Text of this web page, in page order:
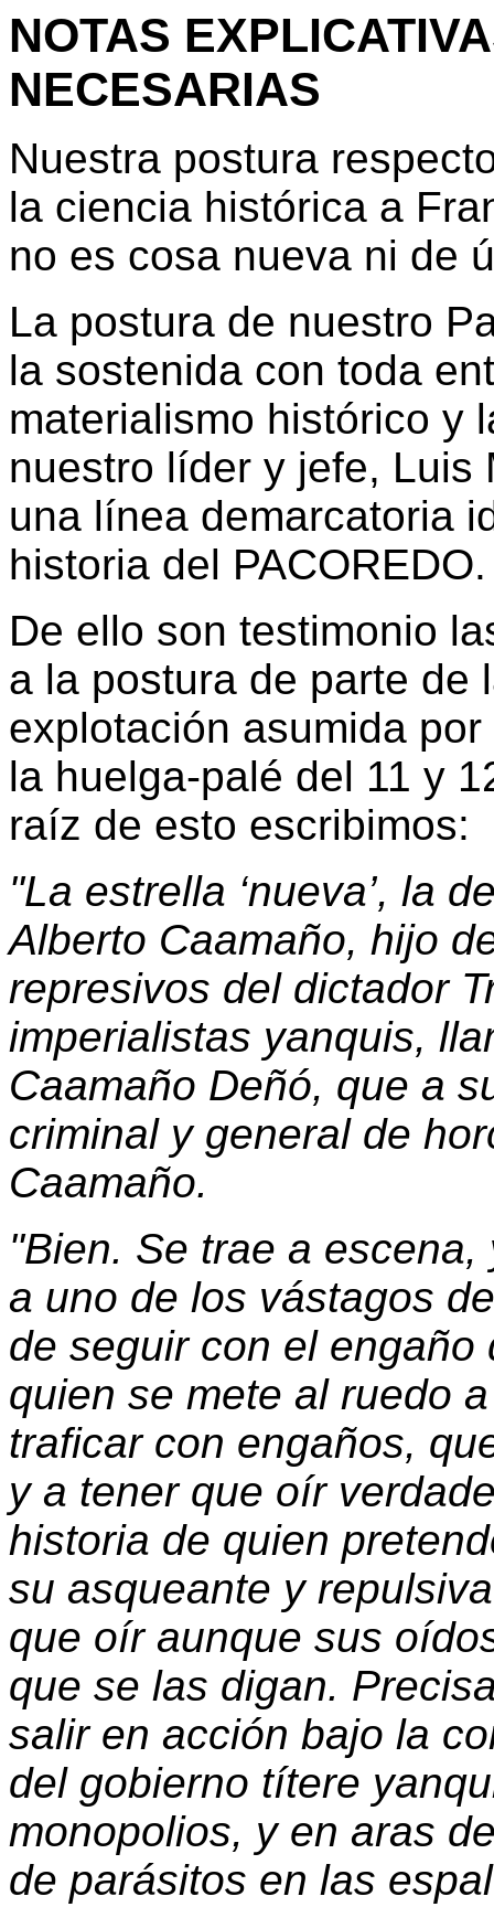
NOTAS
NECESARIAS
Nuestra postura
la ciencia histórica a
no es cosa nueva ni de
La postura de nuestro
la sostenida con toda
materialismo histórico y
nuestro líder y jefe, Luis
una línea demarcatoria
historia del PACOREDO.
De ello son testimonio
a la postura de parte de
explotación asumida
la huelga-palé del 11 y
raíz de esto escribimos:
"La estrella ‘nueva’, la
Alberto Caamaño, hijo
represivos del dictador
imperialistas yanquis,
Caamaño Deñó, que a
criminal y general de
Caamaño.
"Bien. Se trae a
a uno de los vástagos
de seguir con el
quien se mete al ruedo
traficar con engaños,
y a tener que oír
historia de quien
su asqueante y
que oír aunque sus
que se las digan.
salir en acción bajo la
del gobierno títere
monopolios, y en aras
de parásitos en las